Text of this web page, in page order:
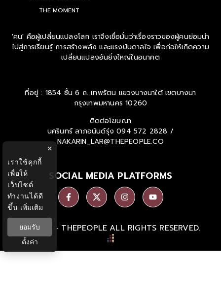
THE MOMENT
'คน' คือผู้เปลี่ยนแปลงโลก เราจึงเชื่อมั่นว่าเรื่องราวของผู้คนย่อมนำ
ไปสู่การเรียนรู้ การสร้างพลัง และแรงบันดาลใจ เพื่อก่อให้เกิดความ
เปลี่ยนแปลงอันยิ่งใหญ่ในอนาคต
ที่อยู่ : 1854 ชั้น 6 ถ. เทพรัตน แขวงบางนาใต้ เขตบางนา
กรุงเทพมหานคร 10260
ติดต่อโฆษณา
นครินทร์ ลาภอนันด์รุ่ง 094 572 2828 /
NAKARIN_LAR@THEPEOPLE.CO
SOCIAL MEDIA PLATFORMS
Ⓒ 2026 - THEPEOPLE ALL RIGHTS RESERVED.
×
เราใช้คุกกี้
เพื่อให้
เว็บไซต์
ทำงานได้ดี
ขึ้น เพิ่มเติม
ยอมรับ
ตั้งค่า